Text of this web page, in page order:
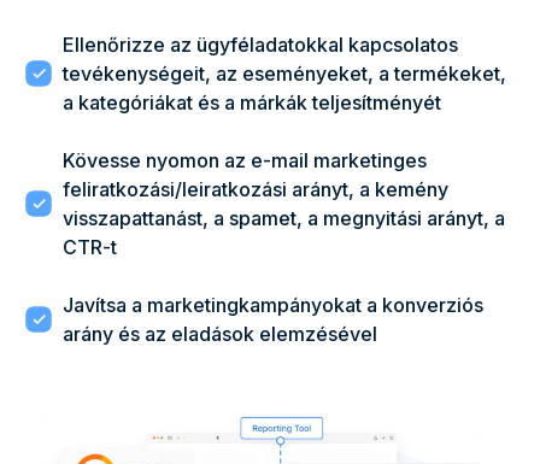
Ellenőrizze az ügyféladatokkal kapcsolatos
tevékenységeit, az eseményeket, a termékeket,
a kategóriákat és a márkák teljesítményét
Kövesse nyomon az e-mail marketinges
feliratkozási/leiratkozási arányt, a kemény
visszapattanást, a spamet, a megnyitási arányt, a
CTR-t
Javítsa a marketingkampányokat a konverziós
arány és az eladások elemzésével